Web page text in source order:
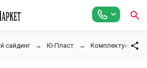
сайдинг Ю-Пласт Комплектующие